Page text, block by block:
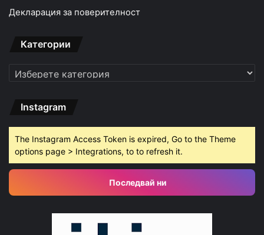
Декларация за поверителност
Категории
Категории
Instagram
The Instagram Access Token is expired, Go to the Theme
options page > Integrations, to to refresh it.
Последвай ни